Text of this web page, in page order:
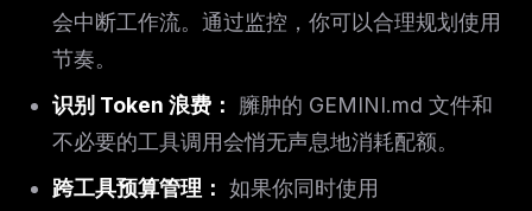
会中断工作流。通过监控，你可以合理规划使用
节奏。
识别 Token 浪费：
臃肿的 GEMINI.md 文件和
不必要的工具调用会悄无声息地消耗配额。
跨工具预算管理： 如果你同时使用